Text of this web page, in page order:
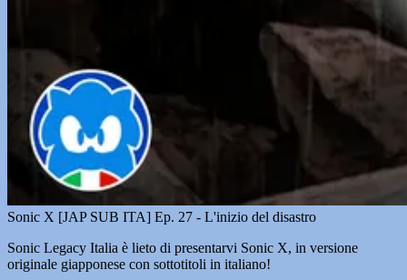
Sonic X [JAP SUB ITA] Ep. 27 - L'inizio del disastro
Sonic Legacy Italia è lieto di presentarvi Sonic X, in versione
originale giapponese con sottotitoli in italiano!